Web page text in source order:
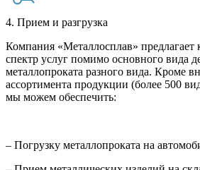
4. Прием и разгрузка
Компания «Металлосплав»
спектр услуг помимо основного вида
металлопроката разного вида. Кроме
ассортимента продукции (более 500
мы можем обеспечить:
– Погрузку металлопроката на